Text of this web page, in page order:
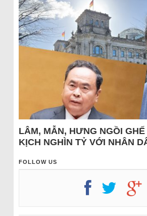
LÂM, MẪN, HƯNG NGỒI
KỊCH NGHÌN TỶ VỚI NHÂN
FOLLOW US